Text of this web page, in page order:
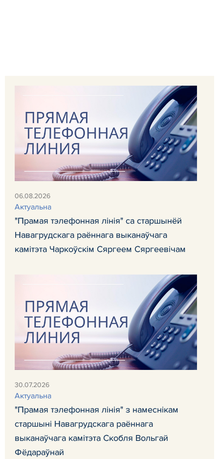
06.08.2026
Актуальна
"Прамая тэлефонная лінія" са старшынёй
Навагрудскага раённага выканаўчага
камітэта Чаркоўскім Сяргеем Сяргеевічам
30.07.2026
Актуальна
"Прамая тэлефонная лінія" з намеснікам
старшыні Навагрудскага раённага
выканаўчага камітэта Скобля Вольгай
Фёдараўнай